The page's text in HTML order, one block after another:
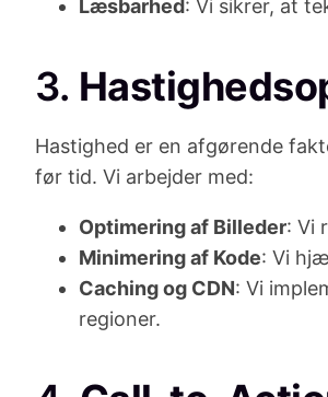
Læsbarhed: Vi sikrer, at
3.
Hastighed er en afgørende
før tid. Vi arbejder med:
Optimering af Billeder: Vi
Minimering af Kode: Vi
Caching og CDN: Vi
regioner.